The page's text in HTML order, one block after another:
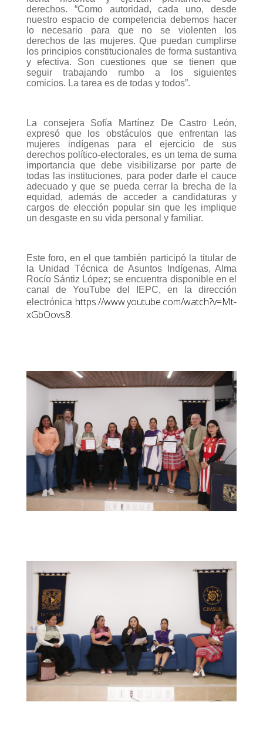
derechos. “Como autoridad, cada uno, desde
nuestro espacio de competencia debemos hacer
lo necesario para que no se violenten los
derechos de las mujeres. Que puedan cumplirse
los principios constitucionales de forma sustantiva
y efectiva. Son cuestiones que se tienen que
seguir trabajando rumbo a los siguientes
comicios. La tarea es de todas y todos”.
La consejera Sofía Martínez De Castro León,
expresó que los obstáculos que enfrentan las
mujeres indígenas para el ejercicio de sus
derechos político-electorales, es un tema de suma
importancia que debe visibilizarse por parte de
todas las instituciones, para poder darle el cauce
adecuado y que se pueda cerrar la brecha de la
equidad, además de acceder a candidaturas y
cargos de elección popular sin que les implique
un desgaste en su vida personal y familiar.
Este foro, en el que también participó la titular de
la Unidad Técnica de Asuntos Indígenas, Alma
Rocío Sántiz López; se encuentra disponible en el
canal de YouTube del IEPC, en la dirección
electrónica https://www.youtube.com/watch?v=Mt-
xGbOovs8.